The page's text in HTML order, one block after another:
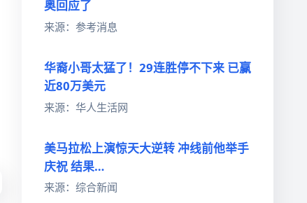
奥回应了
来源：参考消息
华裔小哥太猛了！29连胜停不下来 已赢
近80万美元
来源：华人生活网
美马拉松上演惊天大逆转 冲线前他举手
庆祝 结果…
来源：综合新闻